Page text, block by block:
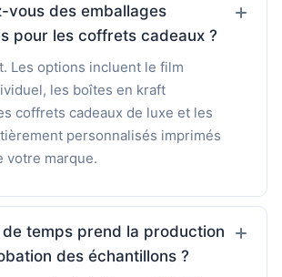
vous des emballages
pour les coffrets cadeaux ?
Les options incluent le film
les boîtes en kraft
coffrets cadeaux de luxe et les
personnalisés imprimés
votre marque.
de temps prend la production
des échantillons ?